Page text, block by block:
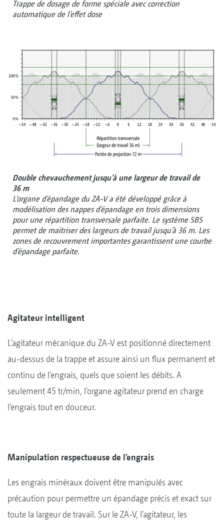
Trappe de dosage de forme spéciale avec correction
automatique de l’effet dose
Double chevauchement jusqu’à une largeur de travail de
36 m
L’organe d‘épandage du ZA-V a été développé grâce à
modélisation des nappes d’épandage en trois dimensions
pour une répartition transversale parfaite. Le système SBS
permet de maitriser des largeurs de travail jusqu’à 36 m. Les
zones de recouvrement importantes garantissent une courbe
d’épandage parfaite.
Agitateur intelligent
L’agitateur mécanique du ZA-V est positionné directement
au-dessus de la trappe et assure ainsi un flux permanent et
continu de l’engrais, quels que soient les débits. A
seulement 45 tr/min, l’organe agitateur prend en charge
l’engrais tout en douceur.
Manipulation respectueuse de l’engrais
Les engrais minéraux doivent être manipulés avec
précaution pour permettre un épandage précis et exact sur
toute la largeur de travail. Sur le ZA-V, l’agitateur, les